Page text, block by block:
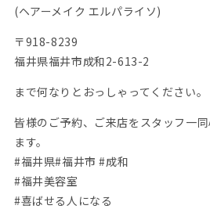
(ヘアーメイク エルパライソ)
〒918-8239
福井県福井市成和2-613-2
まで何なりとおっしゃってください。
皆様のご予約、ご来店をスタッフ一
ます。
#福井県#福井市 #成和
#福井美容室
#喜ばせる人になる